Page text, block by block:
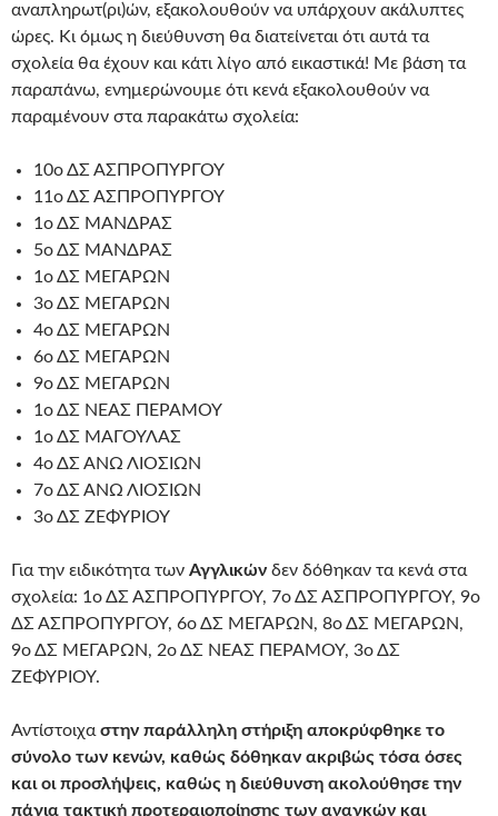
αναπληρωτ(ρι)ών, εξακολουθούν να υπάρχουν ακάλυπτες
ώρες. Κι όμως η διεύθυνση θα διατείνεται ότι αυτά τα
σχολεία θα έχουν και κάτι λίγο από εικαστικά! Με βάση τα
παραπάνω, ενημερώνουμε ότι κενά εξακολουθούν να
παραμένουν στα παρακάτω σχολεία:
10ο ΔΣ ΑΣΠΡΟΠΥΡΓΟΥ
11ο ΔΣ ΑΣΠΡΟΠΥΡΓΟΥ
1ο ΔΣ ΜΑΝΔΡΑΣ
5ο ΔΣ ΜΑΝΔΡΑΣ
1ο ΔΣ ΜΕΓΑΡΩΝ
3ο ΔΣ ΜΕΓΑΡΩΝ
4ο ΔΣ ΜΕΓΑΡΩΝ
6ο ΔΣ ΜΕΓΑΡΩΝ
9ο ΔΣ ΜΕΓΑΡΩΝ
1ο ΔΣ ΝΕΑΣ ΠΕΡΑΜΟΥ
1ο ΔΣ ΜΑΓΟΥΛΑΣ
4ο ΔΣ ΑΝΩ ΛΙΟΣΙΩΝ
7ο ΔΣ ΑΝΩ ΛΙΟΣΙΩΝ
3ο ΔΣ ΖΕΦΥΡΙΟΥ
Για την ειδικότητα των Αγγλικών δεν δόθηκαν τα κενά στα
σχολεία: 1ο ΔΣ ΑΣΠΡΟΠΥΡΓΟΥ, 7ο ΔΣ ΑΣΠΡΟΠΥΡΓΟΥ, 9ο
ΔΣ ΑΣΠΡΟΠΥΡΓΟΥ, 6ο ΔΣ ΜΕΓΑΡΩΝ, 8ο ΔΣ ΜΕΓΑΡΩΝ,
9ο ΔΣ ΜΕΓΑΡΩΝ, 2ο ΔΣ ΝΕΑΣ ΠΕΡΑΜΟΥ, 3ο ΔΣ
ΖΕΦΥΡΙΟΥ.
Αντίστοιχα στην παράλληλη στήριξη αποκρύφθηκε το
σύνολο των κενών, καθώς δόθηκαν ακριβώς τόσα όσες
και οι προσλήψεις, καθώς η διεύθυνση ακολούθησε την
πάγια τακτική προτεραιοποίησης των αναγκών και